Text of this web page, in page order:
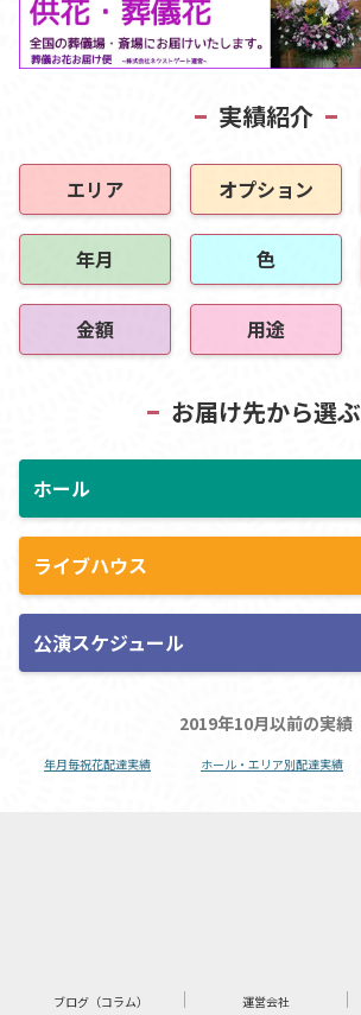
実績紹介
エリア オプション
年月 色
金額 用途
お届け先から選ぶ
ホール
ライブハウス
公演スケジュール
2019年10月以前の実績
年月毎祝花配達実績 ホール・エリア別配達実績
ブログ（コラム） 運営会社